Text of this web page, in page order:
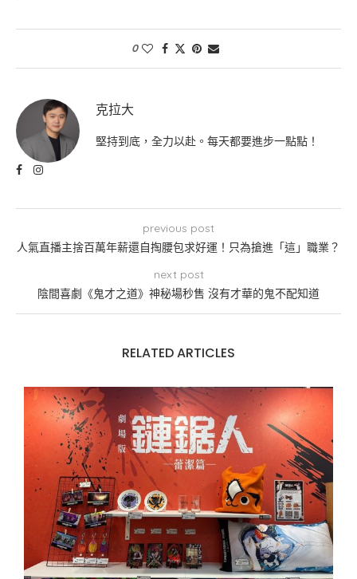
0
克拉大
堅持到底，全力以赴。每天都要進步一點點！
previous post
人氣直播主捨百萬年薪還自掏腰包求好運！只為搶進「這」職業？
next post
陰間喜劇《鬼才之道》神秘場秒售 沒有才華的鬼不配知道
RELATED ARTICLES